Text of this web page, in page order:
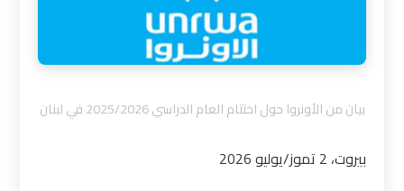
بيان من الأونروا حول اختتام العام الدراسي 2025/2026 في لبنان
بيروت، 2 تموز/يوليو 2026